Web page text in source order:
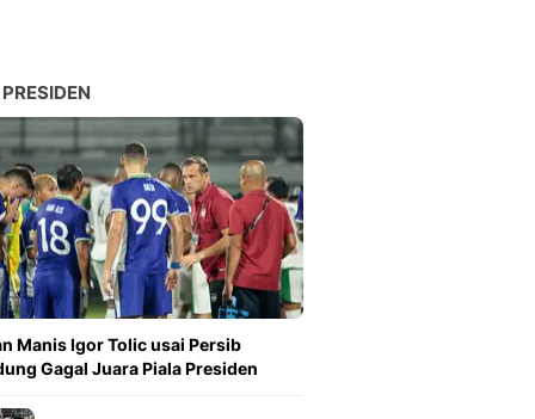
Manis Igor Tolic usai Persib
Gagal Juara Piala Presiden